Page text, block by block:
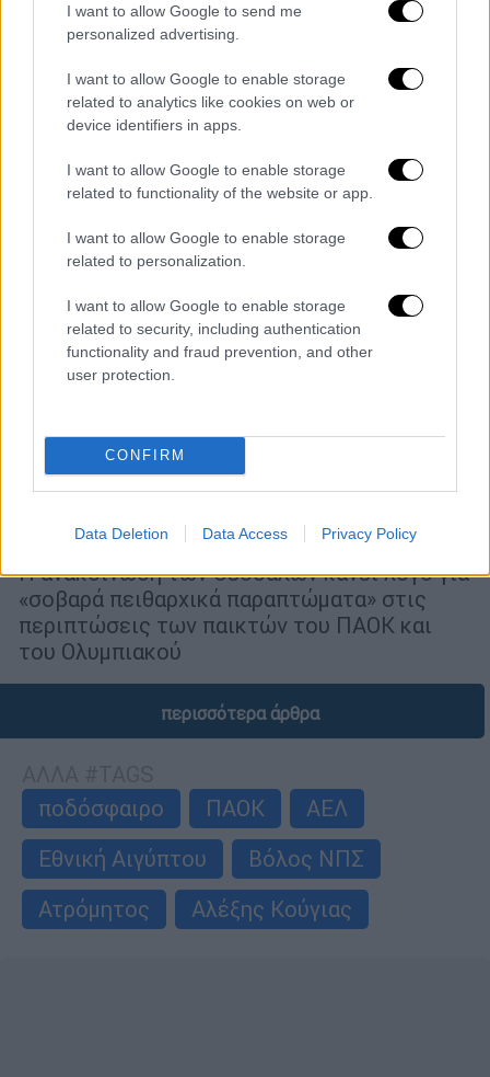
I want to allow Google to send me
personalized advertising.
I want to allow Google to enable storage
related to analytics like cookies on web or
device identifiers in apps.
I want to allow Google to enable storage
related to functionality of the website or app.
I want to allow Google to enable storage
related to personalization.
I want to allow Google to enable storage
related to security, including authentication
functionality and fraud prevention, and other
user protection.
CONFIRM
Data Deletion Data Access Privacy Policy
Ο Αιγύπτιος αποκάλυψε πως έχει δεχτεί
πρόταση από τον Ολυμπιακό και διέψευσε
ότι υπέπεσε σε πειθαρχικό παράπτωμα στη
Λάρισα
Αθλητισμός|12.05.2020 20:56
Μασούρα
Η ανακοίνωση των Θεσσαλών κάνει λόγο για
«σοβαρά πειθαρχικά παραπτώματα» στις
περιπτώσεις των παικτών του ΠΑΟΚ και
του Ολυμπιακού
περισσότερα άρθρα
ποδόσφαιρο
ΠΑΟΚ
ΑΕΛ
Εθνική Αιγύπτου
Βόλος ΝΠΣ
Ατρόμητος
Αλέξης Κούγιας